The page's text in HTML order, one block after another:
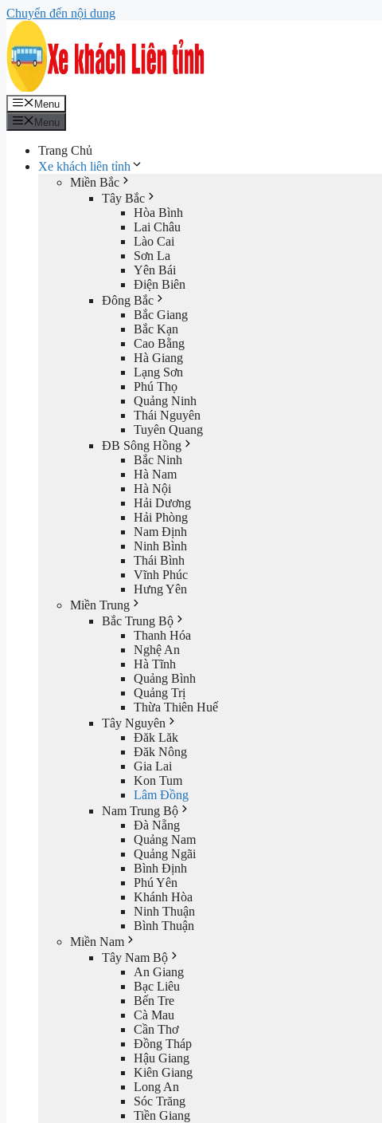
Chuyển đến nội dung
Menu
Menu
Trang Chủ
Xe khách liên tỉnh
Miền Bắc
Tây Bắc
Hòa Bình
Lai Châu
Lào Cai
Sơn La
Yên Bái
Điện Biên
Đông Bắc
Bắc Giang
Bắc Kạn
Cao Bằng
Hà Giang
Lạng Sơn
Phú Thọ
Quảng Ninh
Thái Nguyên
Tuyên Quang
ĐB Sông Hồng
Bắc Ninh
Hà Nam
Hà Nội
Hải Dương
Hải Phòng
Nam Định
Ninh Bình
Thái Bình
Vĩnh Phúc
Hưng Yên
Miền Trung
Bắc Trung Bộ
Thanh Hóa
Nghệ An
Hà Tĩnh
Quảng Bình
Quảng Trị
Thừa Thiên Huế
Tây Nguyên
Đăk Lăk
Đăk Nông
Gia Lai
Kon Tum
Lâm Đồng
Nam Trung Bộ
Đà Nẵng
Quảng Nam
Quảng Ngãi
Bình Định
Phú Yên
Khánh Hòa
Ninh Thuận
Bình Thuận
Miền Nam
Tây Nam Bộ
An Giang
Bạc Liêu
Bến Tre
Cà Mau
Cần Thơ
Đồng Tháp
Hậu Giang
Kiên Giang
Long An
Sóc Trăng
Tiền Giang